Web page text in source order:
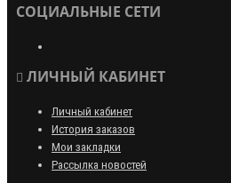
СОЦИАЛЬНЫЕ СЕТИ
ЛИЧНЫЙ КАБИНЕТ
Личный кабинет
История заказов
Мои закладки
Рассылка новостей